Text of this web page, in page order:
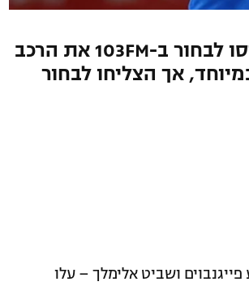
שייע פייגנבוים, משה סיני ושביט אלימלך ניסו לבחור ב-103FM את הרכב
אך הצליחו לבחור
ושביט אלימלך – עלו